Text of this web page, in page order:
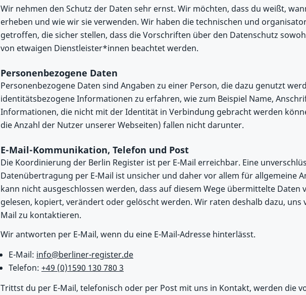
Wir nehmen den Schutz der Daten sehr ernst. Wir möchten, dass du weißt,
erheben und wie wir sie verwenden. Wir haben die technischen und
getroffen, die sicher stellen, dass die Vorschriften über den Datenschutz
von etwaigen Dienstleister*innen beachtet werden.
Personenbezogene Daten
Personenbezogene Daten sind Angaben zu einer Person, die dazu genutzt
identitätsbezogene Informationen zu erfahren, wie zum Beispiel Name,
Informationen, die nicht mit der Identität in Verbindung gebracht werden
die Anzahl der Nutzer unserer Webseiten) fallen nicht darunter.
E-Mail-Kommunikation, Telefon und Post
Die Koordinierung der Berlin Register ist per E-Mail erreichbar. Eine
Datenübertragung per E-Mail ist unsicher und daher vor allem für allgemeine
kann nicht ausgeschlossen werden, dass auf diesem Wege übermittelte Daten
gelesen, kopiert, verändert oder gelöscht werden. Wir raten deshalb dazu, uns
Mail zu kontaktieren.
Wir antworten per E-Mail, wenn du eine E-Mail-Adresse hinterlässt.
E-Mail: info@berliner-register.de
Telefon: +49 (0)1590 130 780 3
Trittst du per E-Mail, telefonisch oder per Post mit uns in Kontakt, werden die